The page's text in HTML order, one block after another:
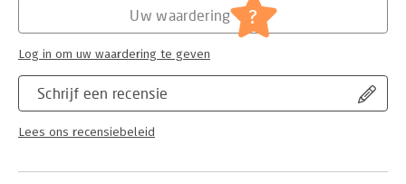
spanning
Schrijf een recensie
Lees ons recensiebeleid
Uw waardering ?
Log in om uw waardering te geven